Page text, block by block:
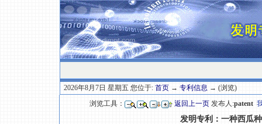
2026年8月7日 星期五 您位于: 首页 → 专利信息 → (浏览)
浏览工具：
返回上一页 发布人:patent
发明专利：一种西瓜